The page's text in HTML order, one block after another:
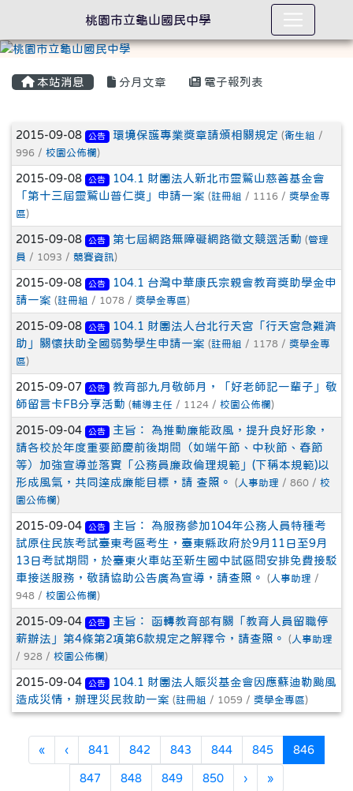
本站消息 分月文章 電子報列表
文章列表
2015-09-08 公告 環境保護專業獎章請頒相關規定 (衛生組 /
996 / 校園公佈欄 )
2015-09-08 公告
104.1 財團法人新北市靈鷲山慈善基金會
「第十三屆靈鷲山普仁獎」申請一案 (註冊組 / 1116 / 獎學金專
區)
2015-09-08 公告 第七屆網路無障礙網路徵文競選活動 (管理
員 / 1093 / 競賽資訊)
2015-09-08 公告
104.1 台灣中華康氏宗親會教育獎助學金申
請一案 (註冊組 / 1078 / 獎學金專區)
2015-09-08 公告
104.1 財團法人台北行天宮「行天宮急難濟
助」關懷扶助全國弱勢學生申請一案 (註冊組 / 1178 / 獎學金專
區)
2015-09-07 公告
教育部九月敬師月，「好老師記一輩子」敬
師留言卡FB分享活動 (輔導主任 / 1124 / 校園公佈欄 )
2015-09-04 公告
主旨： 為推動廉能政風，提升良好形象，
請各校於年度重要節慶前後期間（如端午節、中秋節、春節
等）加強宣導並落實「公務員廉政倫理規範」(下稱本規範)以
形成風氣，共同達成廉能目標，請 查照。 ( 人事助理 / 860 / 校
園公佈欄 )
2015-09-04 公告
主旨： 為服務參加104年公務人員特種考
試原住民族考試臺東考區考生，臺東縣政府於9月11日至9月
13日考試期間，於臺東火車站至新生國中試區間安排免費接駁
車接送服務，敬請協助公告廣為宣導，請查照。 ( 人事助理 /
948 / 校園公佈欄 )
2015-09-04 公告
主旨： 函轉教育部有關「教育人員留職停
薪辦法」第4條第2項第6款規定之解釋令，請查照。 ( 人事助理
/ 928 / 校園公佈欄 )
2015-09-04 公告
104.1 財團法人賑災基金會因應蘇迪勒颱風
造成災情，辦理災民救助一案 (註冊組 / 1059 / 獎學金專區)
«第一頁
‹上一頁
841 842 843 844 845 846(目前
847 848 849 850 ›下一頁
»最後頁
桃園市立龜山國民中學